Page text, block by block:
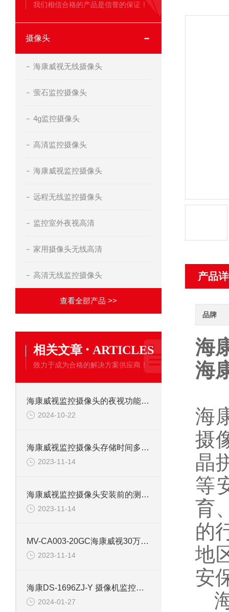
我们相信合格的产品是信誉的保证！
摄像头
海康威视无线摄像头
萤石监控摄像头
4g监控摄像头
高清监控摄像头
海康威视监控摄像头
远程无线监控摄像头
监控室外夜视高清
家用摄像头无线高清
高清无线监控摄像头
查看全部产品 >>
相关文章 · ARTICLES
致力于成为合格的解决方案供应商！
海康威视监控摄像头的夜视功能详解
2024-10-22
海康威视监控摄像头存储时间多久，如何计算？
2023-11-14
海康威视监控摄像头安装前的测试介绍
2023-11-14
MV-CA003-20GC海康威视30万千兆以太网工业相机
2023-11-14
海康DS-1696ZJ-Y 摄像机监控支架
2024-01-27
产品
品牌
海
海
海
摄
晶
等
育
的
地
安